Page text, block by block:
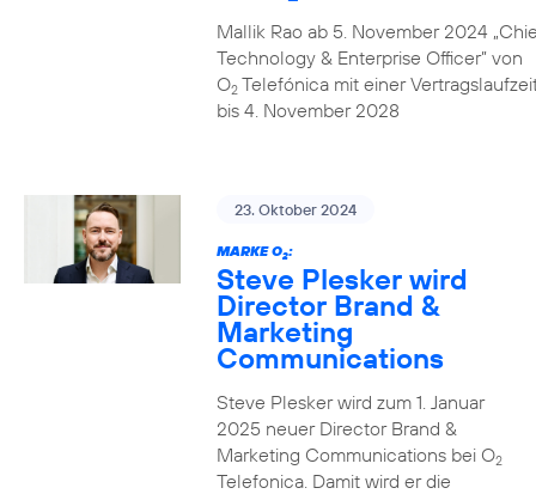
Mallik Rao ab 5. November 2024
Technology & Enterprise Officer” von
O2Telefónica mit einer
bis 4. November 2028
23. Oktober 2024
MARKE O2:
Steve Plesker wird
Director Brand &
Marketing
Communications
Steve Plesker wird zum 1. Januar
2025 neuer Director Brand &
Marketing Communications bei O2
Telefonica. Damit wird er die